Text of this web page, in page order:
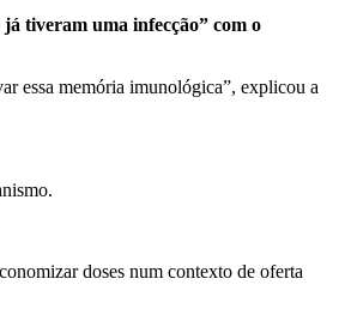
tiveram uma infecção” com o
essa memória imunológica”, explicou a
doses num contexto de oferta